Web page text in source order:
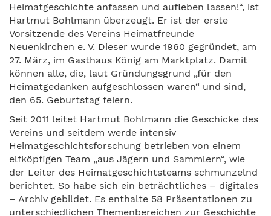
Heimatgeschichte anfassen und aufleben lassen!“, ist
Hartmut Bohlmann überzeugt. Er ist der erste
Vorsitzende des Vereins Heimatfreunde
Neuenkirchen e. V. Dieser wurde 1960 gegründet, am
27. März, im Gasthaus König am Marktplatz. Damit
können alle, die, laut Gründungsgrund „für den
Heimatgedanken aufgeschlossen waren“ und sind,
den 65. Geburtstag feiern.
Seit 2011 leitet Hartmut Bohlmann die Geschicke des
Vereins und seitdem werde intensiv
Heimatgeschichtsforschung betrieben von einem
elfköpfigen Team „aus Jägern und Sammlern“, wie
der Leiter des Heimatgeschichtsteams schmunzelnd
berichtet. So habe sich ein beträchtliches – digitales
– Archiv gebildet. Es enthalte 58 Präsentationen zu
unterschiedlichen Themenbereichen zur Geschichte